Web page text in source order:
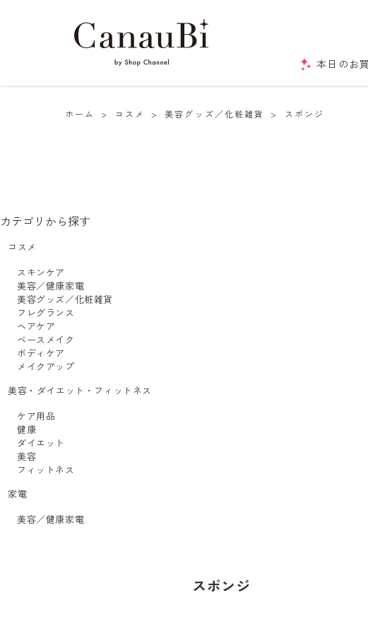
本日のお
ホーム > コスメ > 美容グッズ／化粧雑貨 > スポンジ
カテゴリから探す
コスメ
スキンケア
美容／健康家電
美容グッズ／化粧雑貨
フレグランス
ヘアケア
ベースメイク
ボディケア
メイクアップ
美容・ダイエット・フィットネス
ケア用品
健康
ダイエット
美容
フィットネス
家電
美容／健康家電
スポンジ